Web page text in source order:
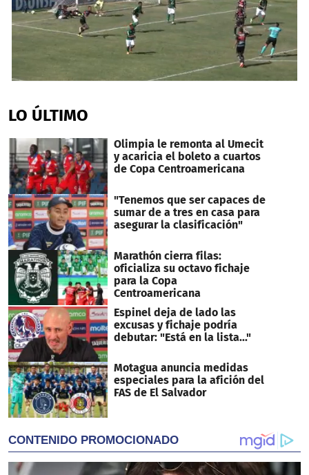
of
1
45
seconds
LO ÚLTIMO
Olimpia le remonta al Umecit
y acaricia el boleto a cuartos
de Copa Centroamericana
"Tenemos que ser capaces de
sumar de a tres en casa para
asegurar la clasificación"
Marathón cierra filas:
oficializa su octavo fichaje
para la Copa
Centroamericana
Espinel deja de lado las
excusas y fichaje podría
debutar: "Está en la lista..."
Motagua anuncia medidas
especiales para la afición del
FAS de El Salvador